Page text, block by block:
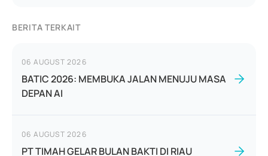
BERITA TERKAIT
06 AUGUST 2026
BATIC 2026: MEMBUKA JALAN MENUJU MASA
DEPAN AI
06 AUGUST 2026
PT TIMAH GELAR BULAN BAKTI DI RIAU